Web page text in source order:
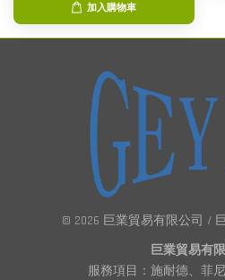
加入購物車
© 2026 巨業貿易有限公司 /
巨業貿易有
服務項目：施耐德、菲